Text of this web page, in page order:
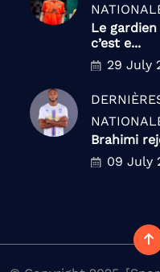
Le
c’est e...
29 July
Brahimi
09 July